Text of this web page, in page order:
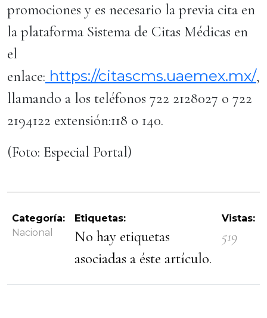
promociones y es necesario la previa cita en
la plataforma Sistema de Citas Médicas en
el
enlace: https://citascms.uaemex.mx/,
llamando a los teléfonos 722 2128027 o 722
2194122 extensión:118 o 140.
(Foto: Especial Portal)
Categoría:
Nacional
Etiquetas:
No hay etiquetas
asociadas a éste artículo.
Vistas:
519